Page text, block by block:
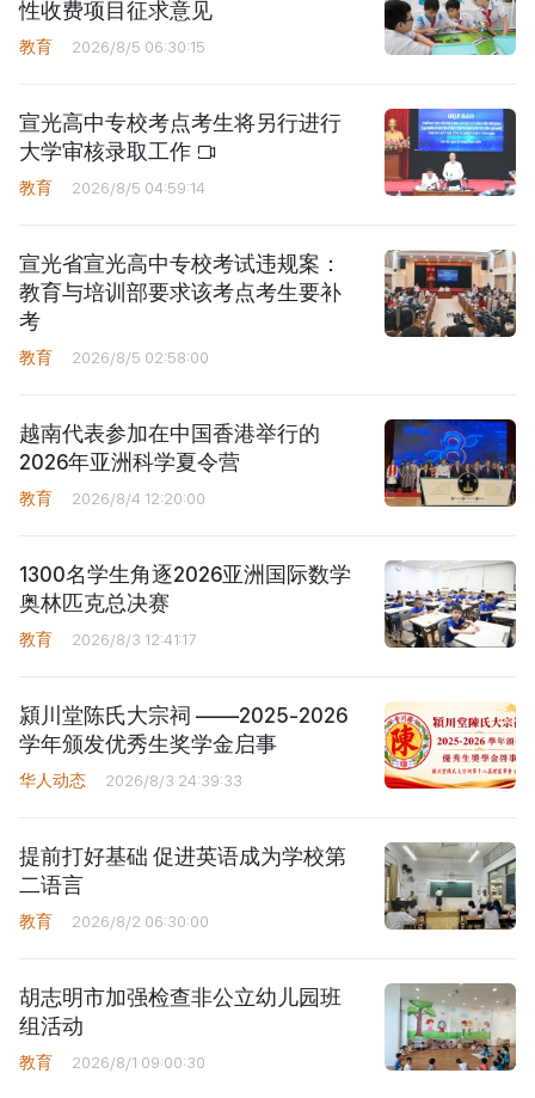
性收费项目征求意见
教育 2026/8/5 06:30:15
宣光高中专校考点考生将另行进行
大学审核录取工作
教育 2026/8/5 04:59:14
宣光省宣光高中专校考试违规案：
教育与培训部要求该考点考生要补
考
教育 2026/8/5 02:58:00
越南代表参加在中国香港举行的
2026年亚洲科学夏令营
教育 2026/8/4 12:20:00
1300名学生角逐2026亚洲国际数学
奥林匹克总决赛
教育 2026/8/3 12:41:17
潁川堂陈氏大宗祠 ——2025-2026
学年颁发优秀生奖学金启事
华人动态 2026/8/3 24:39:33
提前打好基础 促进英语成为学校第
二语言
教育 2026/8/2 06:30:00
胡志明市加强检查非公立幼儿园班
组活动
教育 2026/8/1 09:00:30